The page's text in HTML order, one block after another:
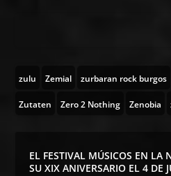
zulu Zemial zurbaran rock burgos
Zutaten Zero 2 Nothing Zenobia
EL FESTIVAL MÚSICOS EN LA
SU XIX ANIVERSARIO EL 4 DE